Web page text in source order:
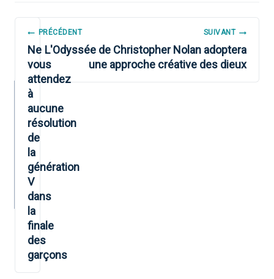
NAVIGATION
DE
L’ARTICLE
PRÉCÉDENT
Ne
vous
attendez
à
aucune
résolution
de
la
génération
V
dans
la
finale
des
garçons
SUIVANT
L'Odyssée de Christopher Nolan adoptera
une approche créative des dieux